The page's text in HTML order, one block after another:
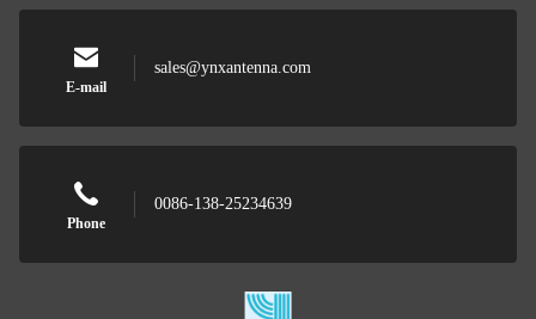
E-mail
sales@ynxantenna.com
Phone
0086-138-25234639